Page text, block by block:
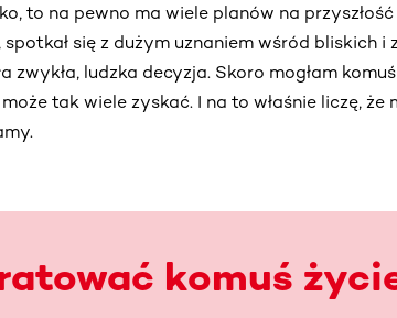
to na pewno ma wiele planów na
spotkał się z dużym uznaniem wśród bliskich
zwykła, ludzka decyzja. Skoro mogłam
tak wiele zyskać. I na to właśnie liczę,
komuś